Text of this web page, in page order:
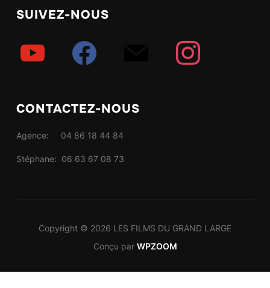
SUIVEZ-NOUS
CONTACTEZ-NOUS
Agence: 04 86 18 44 84
Stéphane: 06 63 67 08 73
Copyright © 2026 LES FILMS DU GRAND LARGE
Conçu par WPZOOM